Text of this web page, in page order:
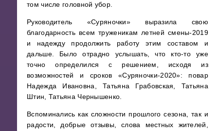
том числе головной убор.
Руководитель «Суряночки» выразила свою
благодарность всем труженикам летней смены-2019
и надежду продолжить работу этим составом и
дальше. Было отрадно услышать, что кто-то уже
точно определился с решением, исходя из
возможностей и сроков «Суряночки-2020»: повар
Надежда Ивановна, Татьяна Грабовская, Татьяна
Штин, Татьяна Чернышенко.
Вспоминались как сложности прошлого сезона, так и
радости, добрые отзывы, слова местных жителей,